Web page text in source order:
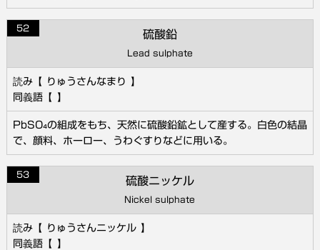
52
硫酸鉛
Lead sulphate
りゅうさんなまり
PbSO₄の組成をもち、天然に硫酸鉛鉱として産する。白色の結晶
で、顔料、ホーロー、うわぐすりなどに用いる。
53
硫酸ニッケル
Nickel sulphate
りゅうさんニッケル